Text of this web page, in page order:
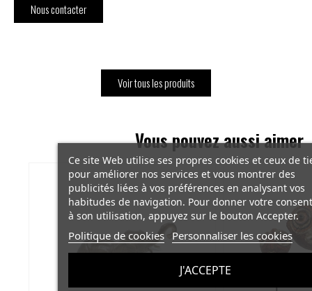
Nous contacter
Voir tous les produits
Vous pouvez aussi aimer
Ce site Web utilise ses propres cookies et ceux de
pour améliorer nos services et vous montrer des
publicités liées à vos préférences en analysant vos
habitudes de navigation. Pour donner votre
à son utilisation, appuyez sur le bouton Accepter.
Politique de cookies Personnaliser les cookies
J'ACCEPTE